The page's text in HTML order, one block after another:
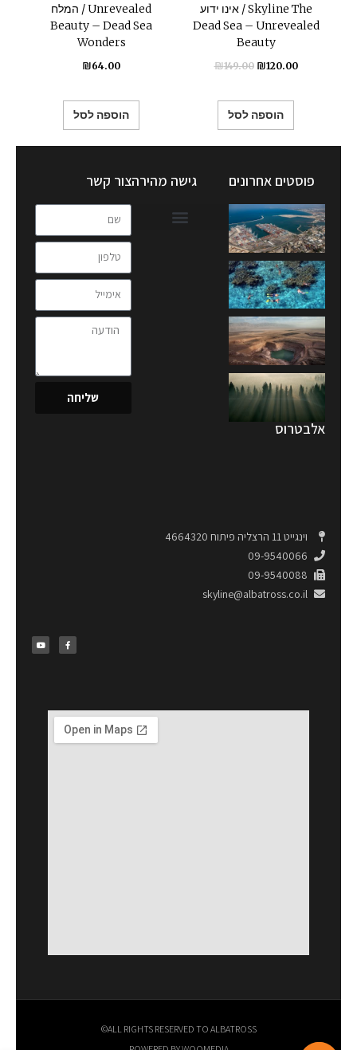
המלח / Unrevealed
Beauty – Dead Sea
Wonders
₪64.00
הוספה לסל
אינו ידוע / Skyline The
Dead Sea – Unrevealed
Beauty
₪149.00 ₪120.00
הוספה לסל
פוסטים אחרונים גישה מהירהצור קשר
שליחה
אלבטרוס
וינגייט 11 הרצליה פיתוח 4664320
09-9540066
09-9540088
skyline@albatross.co.il
ALL RIGHTS RESERVED TO ALBATROSS©